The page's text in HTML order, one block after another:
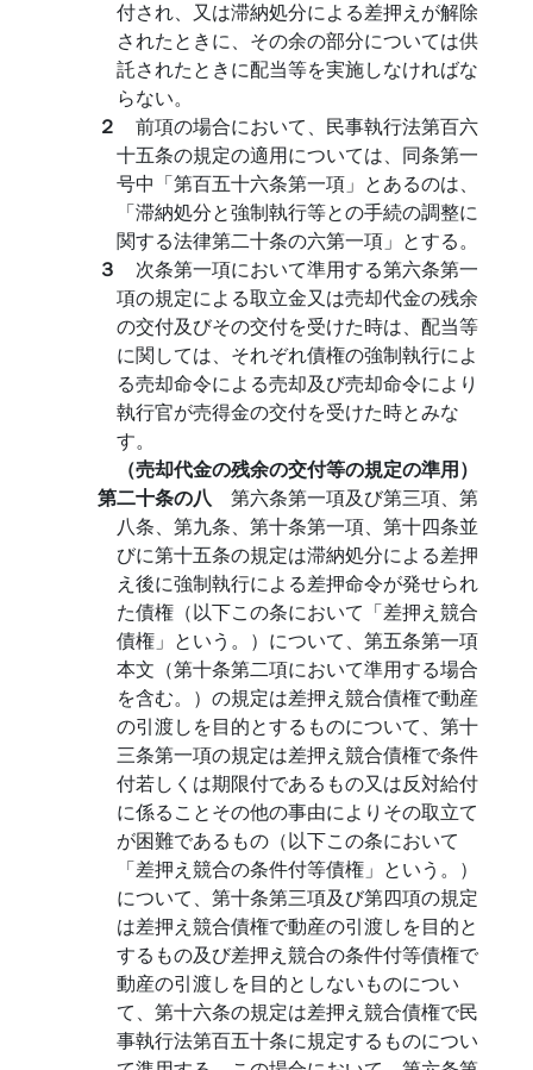
付され、又は滞納処分による差押えが解除
されたときに、その余の部分については供
託されたときに配当等を実施しなければな
らない。
２ 前項の場合において、民事執行法第百六
十五条の規定の適用については、同条第一
号中「第百五十六条第一項」とあるのは、
「滞納処分と強制執行等との手続の調整に
関する法律第二十条の六第一項」とする。
３ 次条第一項において準用する第六条第一
項の規定による取立金又は売却代金の残余
の交付及びその交付を受けた時は、配当等
に関しては、それぞれ債権の強制執行によ
る売却命令による売却及び売却命令により
執行官が売得金の交付を受けた時とみな
す。
（売却代金の残余の交付等の規定の準用）
第二十条の八 第六条第一項及び第三項、第
八条、第九条、第十条第一項、第十四条並
びに第十五条の規定は滞納処分による差押
え後に強制執行による差押命令が発せられ
た債権（以下この条において「差押え競合
債権」という。）について、第五条第一項
本文（第十条第二項において準用する場合
を含む。）の規定は差押え競合債権で動産
の引渡しを目的とするものについて、第十
三条第一項の規定は差押え競合債権で条件
付若しくは期限付であるもの又は反対給付
に係ることその他の事由によりその取立て
が困難であるもの（以下この条において
「差押え競合の条件付等債権」という。）
について、第十条第三項及び第四項の規定
は差押え競合債権で動産の引渡しを目的と
するもの及び差押え競合の条件付等債権で
動産の引渡しを目的としないものについ
て、第十六条の規定は差押え競合債権で民
事執行法第百五十条に規定するものについ